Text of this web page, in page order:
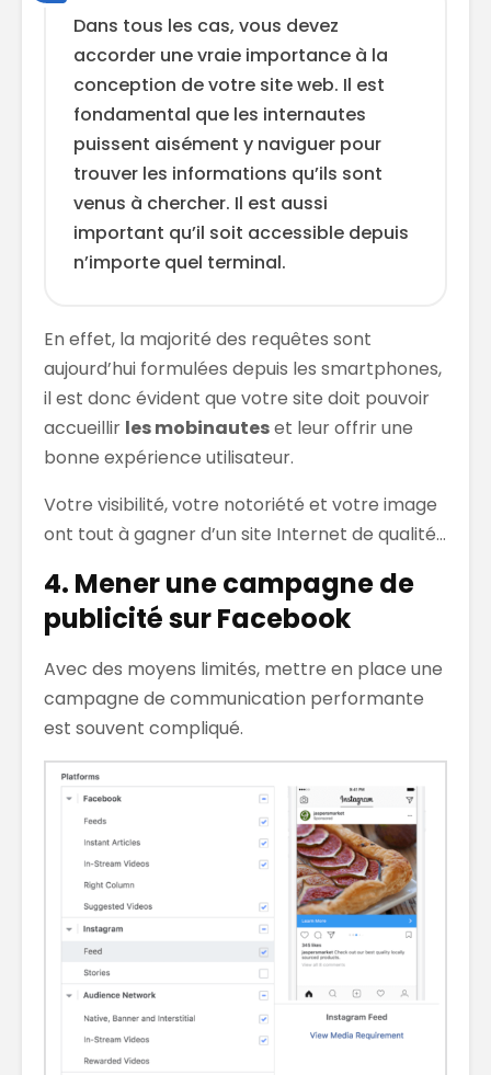
Dans tous les cas, vous devez
accorder une vraie importance à la
conception de votre site web. Il est
fondamental que les internautes
puissent aisément y naviguer pour
trouver les informations qu’ils sont
venus à chercher. Il est aussi
important qu’il soit accessible depuis
n’importe quel terminal.
En effet, la majorité des requêtes sont
aujourd’hui formulées depuis les smartphones,
il est donc évident que votre site doit pouvoir
accueillir les mobinauteset leur offrir une
bonne expérience utilisateur.
Votre visibilité, votre notoriété et votre image
ont tout à gagner d’un site Internet de qualité…
4. Mener une campagne de
publicité sur Facebook
Avec des moyens limités, mettre en place une
campagne de communication performante
est souvent compliqué.